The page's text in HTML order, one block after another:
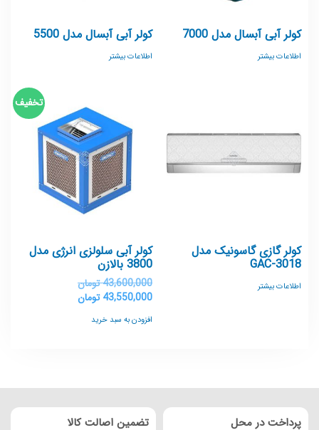
کولر آبی آبسال مدل 7000
اطلاعات بیشتر
کولر آبی آبسال مدل 5500
اطلاعات بیشتر
کولر گازی گاسونیک مدل
GAC-3018
اطلاعات بیشتر
تخفیف
کولر آبی سلولزی انرژی مدل
3800 بالازن
43,600,000تومان
43,550,000 تومان
افزودن به سبد خرید
پرداخت در محل تضمین اصالت کالا